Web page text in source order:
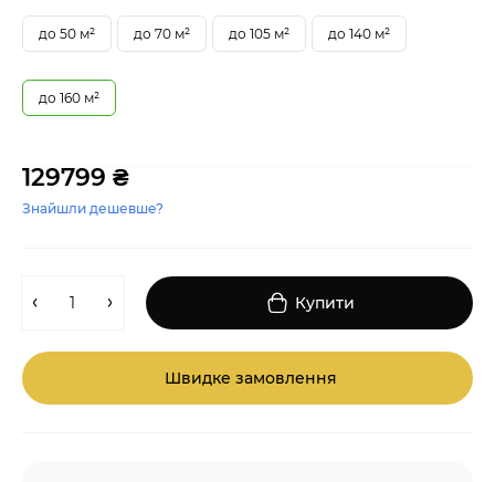
до 50 м² до 70 м² до 105 м² до 140 м²
до 160 м²
129799 ₴
Знайшли дешевше?
Купити
Швидке замовлення